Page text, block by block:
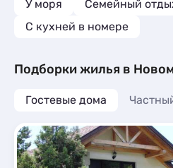
У моря
Семейный
C кухней в номере
Подборки жилья в
Гостевые дома